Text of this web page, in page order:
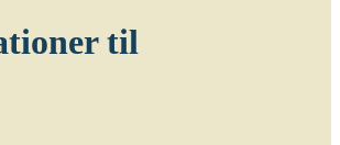
mod tuberkulose (BGC-
tæt kontakt til
til